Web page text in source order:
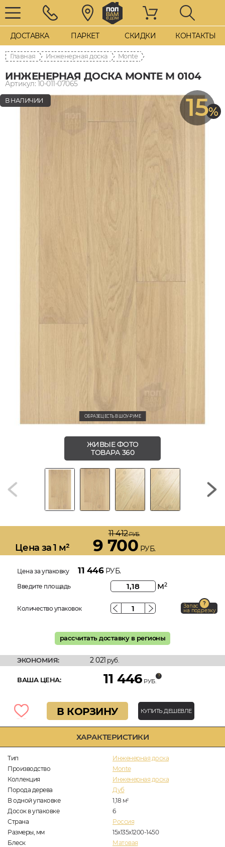
ДОСТАВКА ПАРКЕТ СКИДКИ КОНТАКТЫ
Главная Инженерная доска Monte
ИНЖЕНЕРНАЯ ДОСКА MONTE M 0104
Артикул: 10-011-07065
ХАРАКТЕРИСТИКИ
Тип
Инженерная доска
Производство
Monte
Коллекция
Инженерная доска
Порода дерева
Дуб
В одной упаковке
1,18 м2
Досок в упаковке
6
Страна
Россия
Размеры, мм
15х135х1200-1450
Блеск
Матовая
15%
В НАЛИЧИИ
ОБРАЗЕЦ ЕСТЬ В ШОУ-РУМЕ
ЖИВЫЕ ФОТО
ТОВАРА 360
Цена за 1 м²
11 412РУБ.
9 700 РУБ.
Цена за упаковку 11 446РУБ.
Введите площадь м2
Количество упаковок Запас
на подрезку
рассчитать доставку в регионы
ЭКОНОМИЯ: 2 021 руб.
ВАША ЦЕНА: 11 446 РУБ.
В КОРЗИНУ КУПИТЬ ДЕШЕВЛЕ